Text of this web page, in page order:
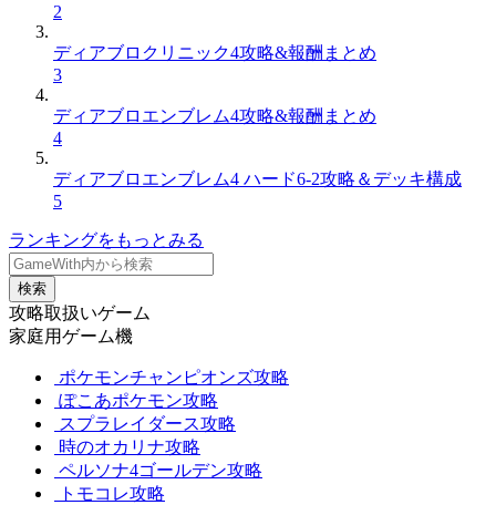
2
ディアブロクリニック4攻略&報酬まとめ
3
ディアブロエンブレム4攻略&報酬まとめ
4
ディアブロエンブレム4 ハード6-2攻略＆デッキ構成
5
ランキングをもっとみる
検索
攻略取扱いゲーム
家庭用ゲーム機
ポケモンチャンピオンズ攻略
ぽこあポケモン攻略
スプラレイダース攻略
時のオカリナ攻略
ペルソナ4ゴールデン攻略
トモコレ攻略